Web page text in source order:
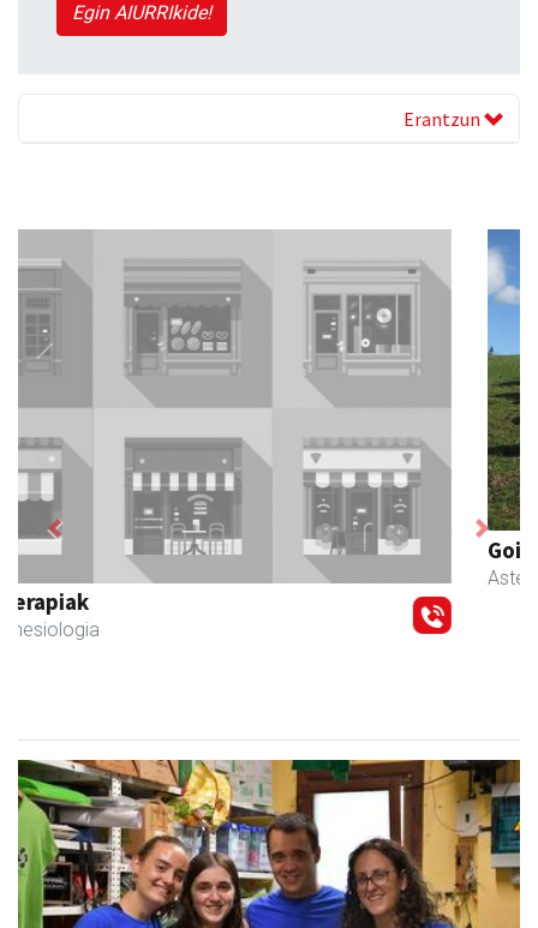
Egin AIURRIkide!
Erantzun
Goine esnekiak
Asteasu - Esnekiak
Next